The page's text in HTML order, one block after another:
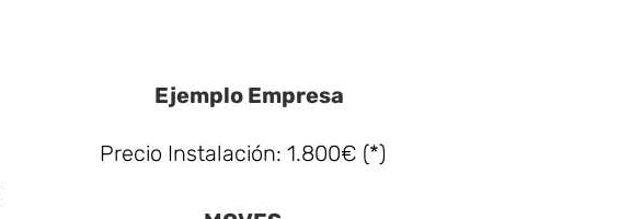
Ejemplo Empresa
Precio Instalación: 1.800€ (*)